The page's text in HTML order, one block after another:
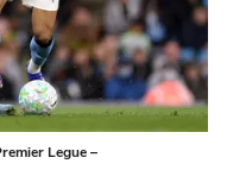
Legue –